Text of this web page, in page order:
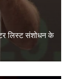
लिस्ट संशोधन के